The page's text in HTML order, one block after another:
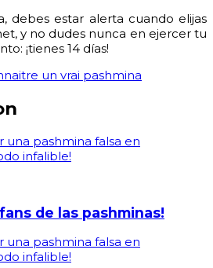
debes estar alerta cuando elijas
y no dudes nunca en ejercer tu
¡tienes 14 días!
un vrai pashmina
de las pashminas!